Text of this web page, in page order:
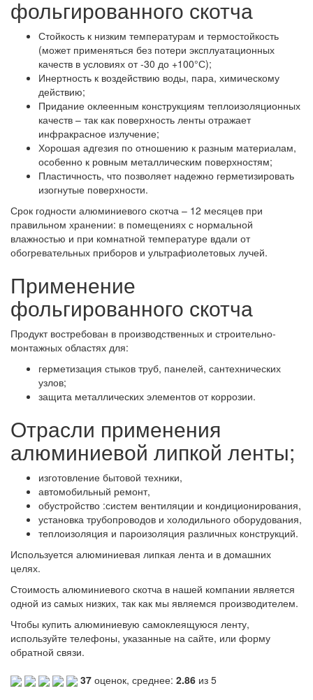
фольгированного скотча
Стойкость к низким температурам и термостойкость
(может применяться без потери эксплуатационных
качеств в условиях от -30 до +100°С);
Инертность к воздействию воды, пара, химическому
действию;
Придание оклеенным конструкциям теплоизоляционных
качеств – так как поверхность ленты отражает
инфракрасное излучение;
Хорошая адгезия по отношению к разным материалам,
особенно к ровным металлическим поверхностям;
Пластичность, что позволяет надежно герметизировать
изогнутые поверхности.
Срок годности алюминиевого скотча – 12 месяцев при
правильном хранении: в помещениях с нормальной
влажностью и при комнатной температуре вдали от
обогревательных приборов и ультрафиолетовых лучей.
Применение
фольгированного скотча
Продукт востребован в производственных и строительно-
монтажных областях для:
герметизация стыков труб, панелей, сантехнических
узлов;
защита металлических элементов от коррозии.
Отрасли применения
алюминиевой липкой ленты;
изготовление бытовой техники,
автомобильный ремонт,
обустройство :систем вентиляции и кондиционирования,
установка трубопроводов и холодильного оборудования,
теплоизоляция и пароизоляция различных конструкций.
Используется алюминиевая липкая лента и в домашних
целях.
Стоимость алюминиевого скотча в нашей компании является
одной из самых низких, так как мы являемся производителем.
Чтобы купить алюминиевую самоклеящуюся ленту,
используйте телефоны, указанные на сайте, или форму
обратной связи.
37 оценок, среднее: 2.86 из 5